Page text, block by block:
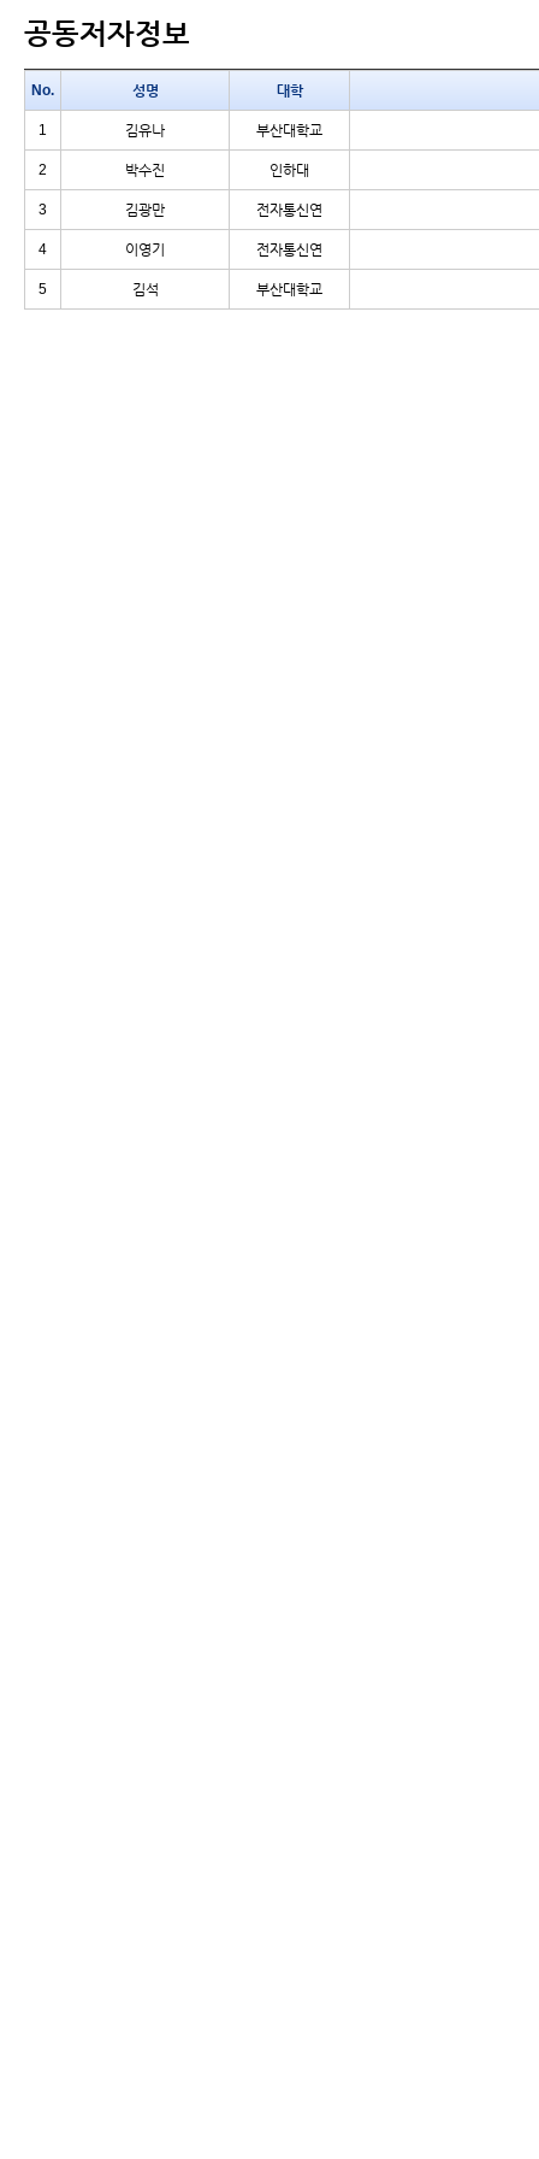
공동저자정보
No. 성명 대학
1 김유나 부산대학교
2 박수진 인하대
3 김광만 전자통신연
4 이영기 전자통신연
5 김석 부산대학교